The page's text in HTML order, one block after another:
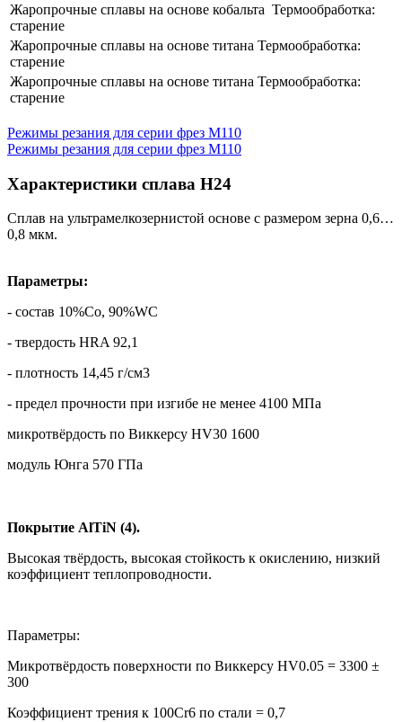
​Жаропрочные сплавы на основе кобальта ​ Термообработка:
старение
​Жаропрочные сплавы на основе титана Термообработка:
старение
​Жаропрочные сплавы на основе титана Термообработка:
старение
Режимы резания для серии фрез M110
Режимы резания для серии фрез M110
Характеристики сплава H24
Сплав на ультрамелкозернистой основе с размером зерна 0,6…
0,8 мкм.
Параметры:
- состав 10%Co, 90%WC
- твердость HRA 92,1
- плотность 14,45 г/cм3
- предел прочности при изгибе не менее 4100 МПа
микротвёрдость по Виккерсу HV30 1600
модуль Юнга 570 ГПа
Покрытие AlTiN (4).
Высокая твёрдость, высокая стойкость к окислению, низкий
коэффициент теплопроводности.
Параметры:
Микротвёрдость поверхности по Виккерсу HV0.05 = 3300 ±
300
Коэффициент трения к 100Cr6 по стали = 0,7